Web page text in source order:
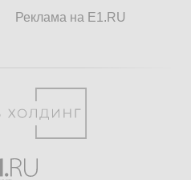
Реклама на E1.RU